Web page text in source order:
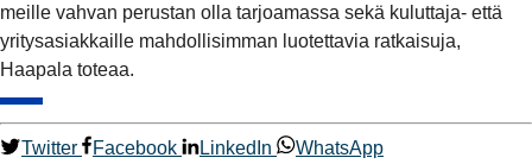
meille vahvan perustan olla tarjoamassa sekä kuluttaja- että
yritysasiakkaille mahdollisimman luotettavia ratkaisuja,
Haapala toteaa.
Twitter Facebook LinkedIn
WhatsApp